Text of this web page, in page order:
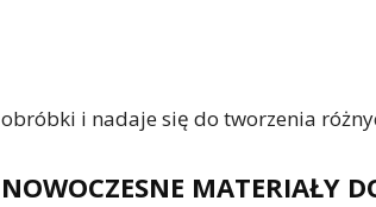
obróbki i nadaje się do tworzenia
NOWOCZESNE MATERIAŁY